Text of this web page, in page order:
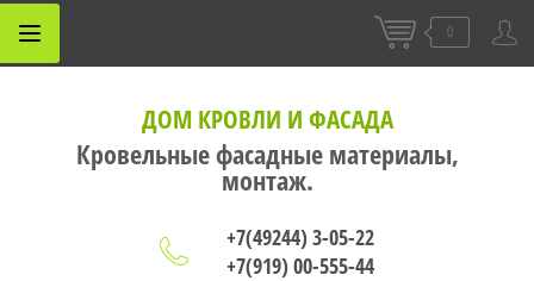
0
ДОМ КРОВЛИ И ФАСАДА
Кровельные фасадные материалы,
монтаж.
+7(49244) 3-05-22
+7(919) 00-555-44